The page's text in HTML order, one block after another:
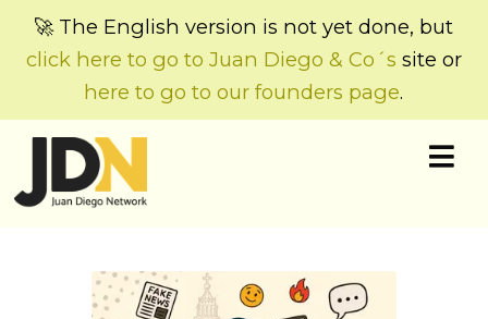
🚀 The English version is not yet done, but
click here to go to Juan Diego & Co´s site or
here to go to our founders page.